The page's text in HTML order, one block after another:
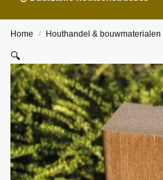
Home / Houthandel & bouwmaterialen
🔍